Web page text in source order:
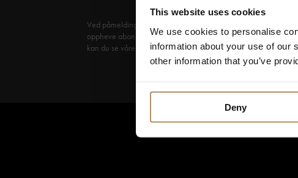
This website uses cookies
We use cookies to personalise
information about your use of our
other information that you’ve
Deny
Ved påmelding godkjenner du at De Historiske lagrer
oppheve abonnementet når som helst. Hvis du vil ha mer
kan du se våre retningslinjerher.